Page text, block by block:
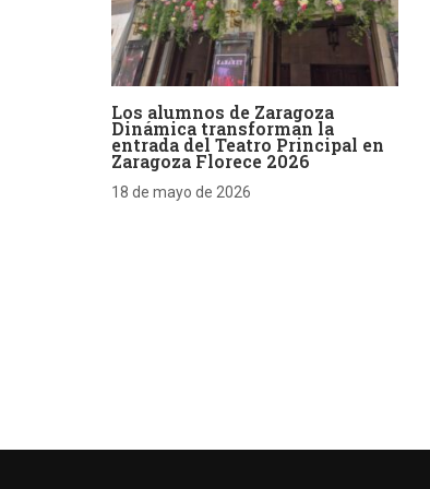
Los alumnos de Zaragoza
Dinámica transforman la
entrada del Teatro Principal en
Zaragoza Florece 2026
18 de mayo de 2026